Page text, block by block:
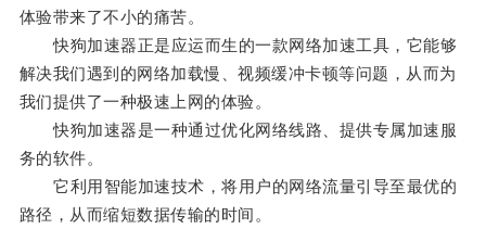
体验带来了不小的痛苦。
快狗加速器正是应运而生的一款网络加速工具，它能够
解决我们遇到的网络加载慢、视频缓冲卡顿等问题，从而为
我们提供了一种极速上网的体验。
快狗加速器是一种通过优化网络线路、提供专属加速服
务的软件。
它利用智能加速技术，将用户的网络流量引导至最优的
路径，从而缩短数据传输的时间。